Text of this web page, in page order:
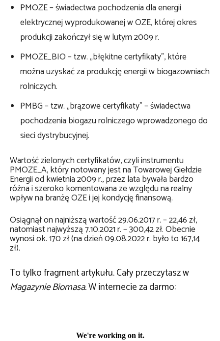
PMOZE – świadectwa pochodzenia dla energii
elektrycznej wyprodukowanej w OZE, której okres
produkcji zakończył się w lutym 2009 r.
PMOZE_BIO – tzw. „błękitne certyfikaty”, które
można uzyskać za produkcję energii w biogazowniach
rolniczych.
PMBG – tzw. „brązowe certyfikaty” – świadectwa
pochodzenia biogazu rolniczego wprowadzonego do
sieci dystrybucyjnej.
Wartość zielonych certyfikatów, czyli instrumentu
PMOZE_A, który notowany jest na Towarowej Giełdzie
Energii od kwietnia 2009 r., przez lata bywała bardzo
różna i szeroko komentowana ze względu na realny
wpływ na branżę OZE i jej kondycję finansową.
Osiągnął on najniższą wartość 29.06.2017 r. – 22,46 zł,
natomiast najwyższą 7.10.2021 r. – 300,42 zł. Obecnie
wynosi ok. 170 zł (na dzień 09.08.2022 r. było to 167,14
zł).
To tylko fragment artykułu. Cały przeczytasz w
Magazynie Biomasa.W internecie za darmo: